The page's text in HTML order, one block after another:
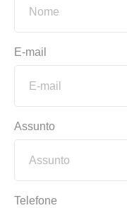
E-mail
Assunto
Telefone